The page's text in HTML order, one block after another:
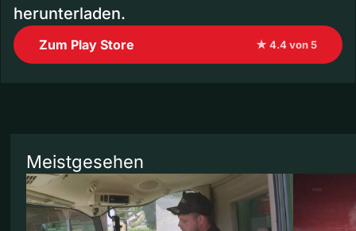
herunterladen.
Zum Play Store ★ 4.4 von 5
Meistgesehen